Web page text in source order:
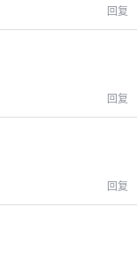
回复
回复
回复
者提升权